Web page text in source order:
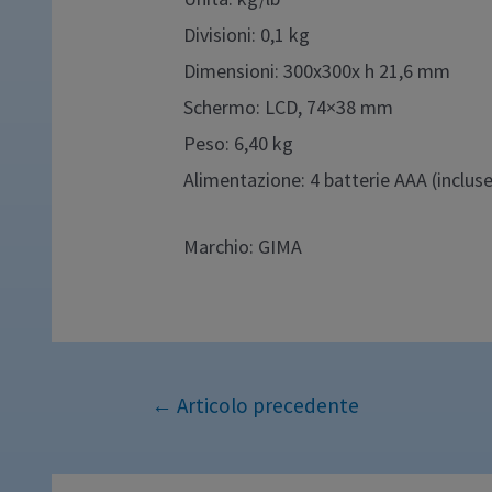
Divisioni: 0,1 kg
Dimensioni: 300x300x h 21,6 mm
Schermo: LCD, 74×38 mm
Peso: 6,40 kg
Alimentazione: 4 batterie AAA
Marchio: GIMA
← Articolo precedente